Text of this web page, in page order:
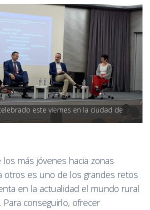
este viernes en la ciudad de
más jóvenes hacia zonas
otros es uno de los grandes retos
en la actualidad el mundo rural
Para conseguirlo, ofrecer